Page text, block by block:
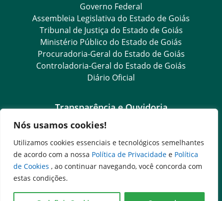
Nós usamos cookies!
Utilizamos cookies essenciais e tecnológicos semelhantes
de acordo com a nossa Política de Privacidade e Política
de Cookies , ao continuar navegando, você concorda com
estas condições.
Governo Federal
Assembleia Legislativa do Estado de Goiás
Tribunal de Justiça do Estado de Goiás
Ministério Público do Estado de Goiás
Procuradoria-Geral do Estado de Goiás
Controladoria-Geral do Estado de Goiás
Diário Oficial
Transparência e Ouvidoria
LGPD
Goiás Transparência
Dados Abertos Goiás
e-SIC
SIC – Serviço de Informação ao Cidadão
Ouvidoria Setorial (Expresso)